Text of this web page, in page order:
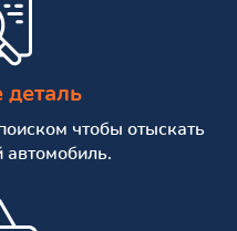
деталь
чтобы отыскать
автомобиль.